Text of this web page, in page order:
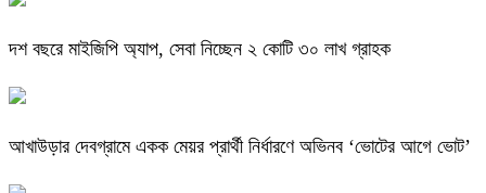
দশ বছরে মাইজিপি অ্যাপ, সেবা নিচ্ছেন ২ কোটি ৩০ লাখ গ্রাহক
আখাউড়ার দেবগ্রামে একক মেয়র প্রার্থী নির্ধারণে অভিনব ‘ভোটের আগে ভোট’